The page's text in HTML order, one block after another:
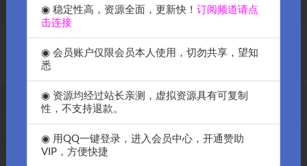
Copyright © 2018-2026 OK源码中国资源网 -All rights reserved|
◉ 稳定性高，资源全面，更新快！订阅频道请点
击连接
◉ 会员账户仅限会员本人使用，切勿共享，望知
悉
◉ 资源均经过站长亲测，虚拟资源具有可复制
性，不支持退款。
◉ 用QQ一键登录，进入会员中心，开通赞助
VIP，方便快捷